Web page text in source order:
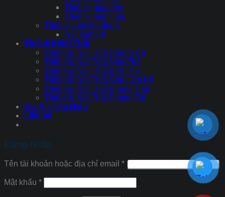
Thiết bị giáo dục
Thiết bị mầm non
Thiết bị chuyên dụng
Nội thất y tế
Thiết Kế Nội Thất
Thiết Kế Nội Thất Chung Cư
Thiết Kế Nội Thất Nhà Phố
Thiết Kế Nội Thất Biệt Thự
Thiết Kế Nội Thất Nhà Liền Kề
Thiết Kế Nội Thất Phòng Ngủ
Thiết Kế Nội Thất Phòng Trẻ
Dự Án Tiêu Biểu
Liên hệ
Đăng nhập
Tên tài khoản hoặc địa chỉ email *
Mật khẩu *